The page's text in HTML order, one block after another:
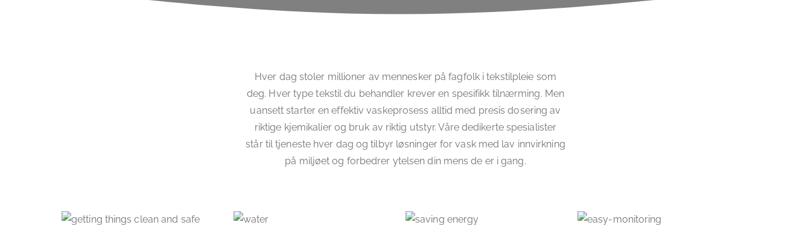
Hver dag stoler millioner av mennesker på fagfolk i tekstilpleie som
deg. Hver type tekstil du behandler krever en spesifikk tilnærming. Men
uansett starter en effektiv vaskeprosess alltid med presis dosering av
riktige kjemikalier og bruk av riktig utstyr. Våre dedikerte spesialister
står til tjeneste hver dag og tilbyr løsninger for vask med lav innvirkning
på miljøet og forbedrer ytelsen din mens de er i gang.